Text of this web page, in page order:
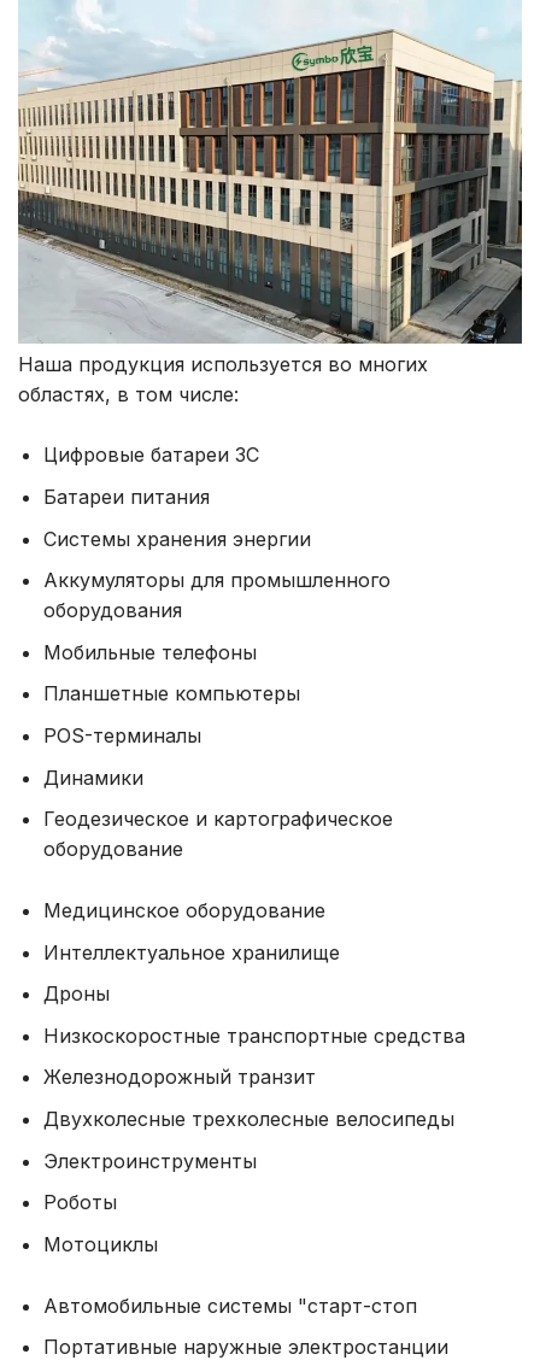
Наша продукция используется во многих
областях, в том числе:
Цифровые батареи 3C
Батареи питания
Системы хранения энергии
Аккумуляторы для промышленного
оборудования
Мобильные телефоны
Планшетные компьютеры
POS-терминалы
Динамики
Геодезическое и картографическое
оборудование
Медицинское оборудование
Интеллектуальное хранилище
Дроны
Низкоскоростные транспортные средства
Железнодорожный транзит
Двухколесные трехколесные велосипеды
Электроинструменты
Роботы
Мотоциклы
Автомобильные системы "старт-стоп
Портативные наружные электростанции